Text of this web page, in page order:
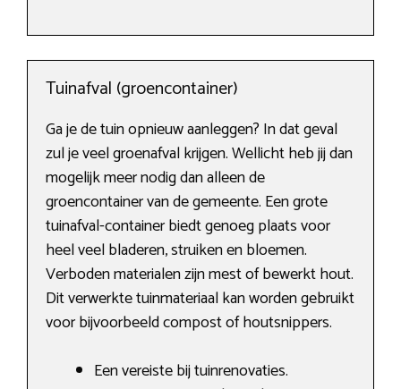
Tuinafval (groencontainer)
Ga je de tuin opnieuw aanleggen? In dat geval
zul je veel groenafval krijgen. Wellicht heb jij dan
mogelijk meer nodig dan alleen de
groencontainer van de gemeente. Een grote
tuinafval-container biedt genoeg plaats voor
heel veel bladeren, struiken en bloemen.
Verboden materialen zijn mest of bewerkt hout.
Dit verwerkte tuinmateriaal kan worden gebruikt
voor bijvoorbeeld compost of houtsnippers.
Een vereiste bij tuinrenovaties.